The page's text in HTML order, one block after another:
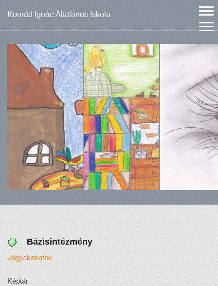
Konrád Ignác Általános Iskola
Bázisintézmény
Jógyakorlatok
Képtár